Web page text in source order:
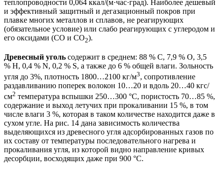
теплопроводности 0,064 ккал/(м·час·град). Наиболее дешевый
и эффективный защитный и дегазационный покров при
плавке многих металлов и сплавов, не реагирующих
(обязательное условие) или слабо реагирующих с углеродом и
его оксидами (СО и СО2).
Древесный уголь содержит в среднем: 88 % С, 7,9 % О, 3,5
% Н, 0,4 % N, 0,2 % S, а также до 6 % общей влаги. Зольность
угля до 3%, плотность 1800…2100 кг/м3, сопротивление
раздавливанию поперек волокон 10…20 и вдоль 20…40 кгс/
см2 температура вспышки 250…300 °С, пористость 70…85 %,
содержание и выход летучих при прокаливании 15 %, в том
числе влаги 3 %, которая в таком количестве находится даже в
сухом угле. На рис. 14 дана зависимость количества
выделяющихся из древесного угля адсорбированных газов по
их составу от температуры последовательного нагрева и
прокаливания угля, из которой видно направление кривых
десорбции, восходящих даже при 900 °С.